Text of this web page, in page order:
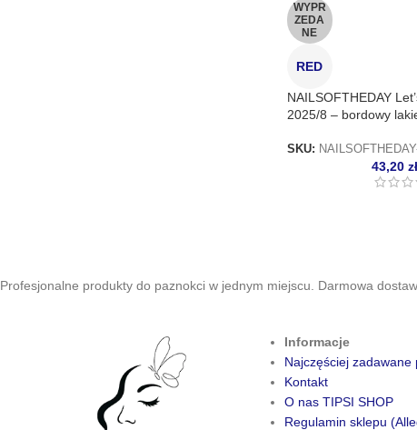
WYPR
ZEDA
NE
RED
NAILSOFTHEDAY
2025/8 – bordowy
SKU:
43,20zł
Profesjonalne produkty do paznokci w jednym miejscu. Darmowa
Informacje
Najczęściej zadawane
Kontakt
O nas TIPSI SHOP
Regulamin sklepu